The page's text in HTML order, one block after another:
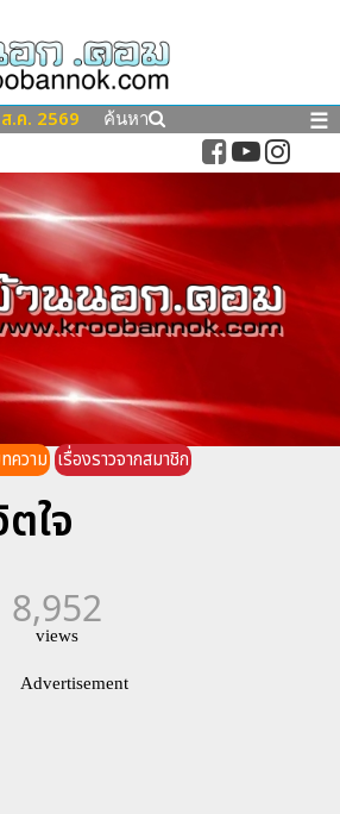
.ค. 2569 ค้นหา ☰
ความ เรื่องราวจากสมาชิก
ใจ
8,952
views
Advertisement